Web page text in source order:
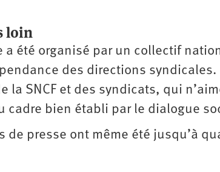
loin
a été organisé par un collectif
des directions syndicales.
la SNCF et des syndicats, qui
cadre bien établi par le dialogue
de presse ont même été jusqu’à